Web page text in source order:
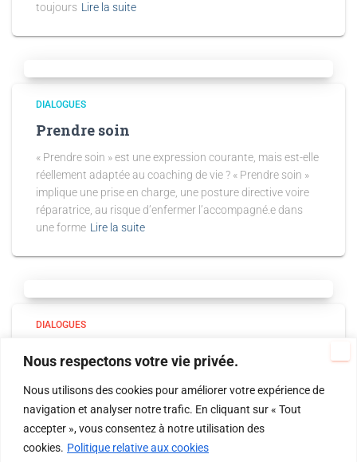
Nous respectons votre vie privée.
Nous utilisons des cookies pour améliorer votre expérience de
navigation et analyser notre trafic. En cliquant sur « Tout
accepter », vous consentez à notre utilisation des
cookies. Politique relative aux cookies
toujours Lire la suite
DIALOGUES
Prendre soin
« Prendre soin » est une expression courante, mais est-elle
réellement adaptée au coaching de vie ? « Prendre soin »
implique une prise en charge, une posture directive voire
réparatrice, au risque d’enfermer l’accompagné.e dans
une forme Lire la suite
DIALOGUES
Le transfert en accompagnement : de
quoi parlons-nous ?
Le transfert est un phénomène universel qui s’invite dans
toutes les relations, y compris en accompagnement. Mais,
qu’est-ce exactement ? Et comment le coach de vie peut-il
le « gérer », tout en préservant une posture professionnelle